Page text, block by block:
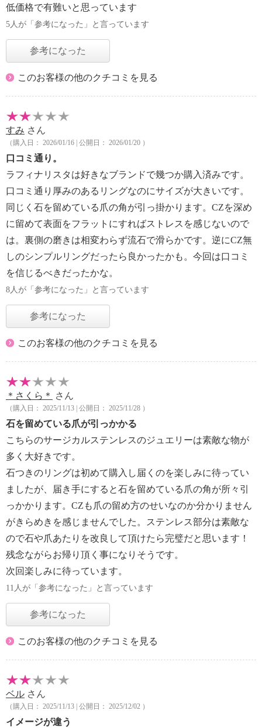
低価格で有難いと思っています
5人が「参考になった」と言っています
参考になった
このお客様の他のクチコミを見る
すみ さん
（購入日： 2026/01/16 | 公開日： 2026/01/20 ）
口コミ通り。
ラフィナリスタは好きなブランドで幾つか購入済みです。
口コミ通り厚みのあるリングなのにサイズが大きいです。
同じく石を留めている爪の角が引っ掛かります。CZを深め
に留めて表面をフラットにすればストレスを感じないので
は。裏側の磨きは相変わらず流石で滑らかです。逆にCZ無
しのシンプルリングだったら良かったかも。今回は口コミ
を信じるべきだったかな。
8人が「参考になった」と言っています
参考になった
このお客様の他のクチコミを見る
＊さくら＊ さん
（購入日： 2025/11/13 | 公開日： 2025/11/28 ）
石を留めている爪が引っかかる
こちらのサージカルステンレスのジュエリーは素敵な物が
多く大好きです。
石つきのリングは初めて購入し届くのを楽しみに待ってい
ましたが、届き手にすると石を留めている爪の角が所々引
っかかります。CZも爪の留め方のせいなのか分かりません
がきらめきを感じませんでした。ステンレス部分は素敵な
ので石や爪あたりを改良して頂けたら完璧だと思います！
残念ながらお帰り頂く事になりそうです。
次回楽しみに待っています。
11人が「参考になった」と言っています
参考になった
このお客様の他のクチコミを見る
ベル さん
（購入日： 2025/11/13 | 公開日： 2025/12/02 ）
イメージが違う